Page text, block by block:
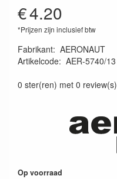
€4.20
*Prijzen zijn inclusief btw
Fabrikant: AERONAUT
Artikelcode: AER-5740/13
0 ster(ren) met 0 review(s)
Op voorraad